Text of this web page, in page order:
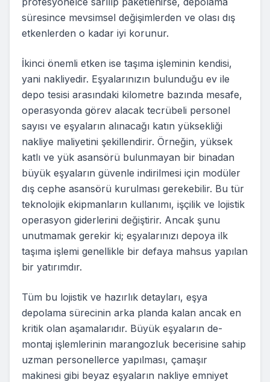
süresince mevsimsel değişimlerden ve olası dış
etkenlerden o kadar iyi korunur.
İkinci önemli etken ise taşıma işleminin kendisi,
yani nakliyedir. Eşyalarınızın bulunduğu ev ile
depo tesisi arasındaki kilometre bazında mesafe,
operasyonda görev alacak tecrübeli personel
sayısı ve eşyaların alınacağı katın yüksekliği
nakliye maliyetini şekillendirir. Örneğin, yüksek
katlı ve yük asansörü bulunmayan bir binadan
büyük eşyaların güvenle indirilmesi için modüler
dış cephe asansörü kurulması gerekebilir. Bu tür
teknolojik ekipmanların kullanımı, işçilik ve lojistik
operasyon giderlerini değiştirir. Ancak şunu
unutmamak gerekir ki; eşyalarınızı depoya ilk
taşıma işlemi genellikle bir defaya mahsus yapılan
bir yatırımdır.
Tüm bu lojistik ve hazırlık detayları, eşya
depolama sürecinin arka planda kalan ancak en
kritik olan aşamalarıdır. Büyük eşyaların de-
montaj işlemlerinin marangozluk becerisine sahip
uzman personellerce yapılması, çamaşır
makinesi gibi beyaz eşyaların nakliye emniyet